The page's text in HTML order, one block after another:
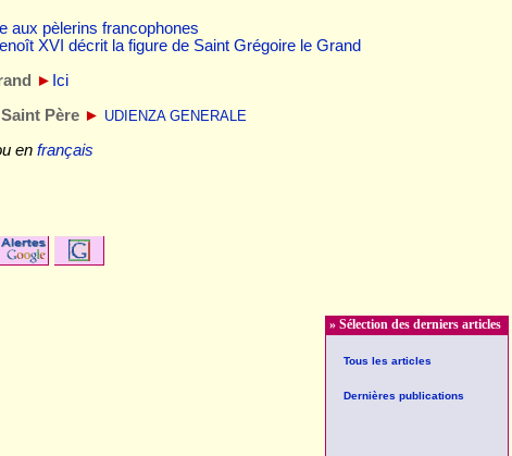
aux pèlerins francophones
XVI décrit la figure de Saint Grégoire le Grand
► Ici
Père ► UDIENZA GENERALE
en français
» Sélection des derniers articles
Tous les articles
Dernières publications